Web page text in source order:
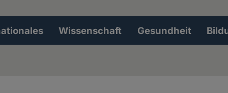
Wissenschaft Gesundheit